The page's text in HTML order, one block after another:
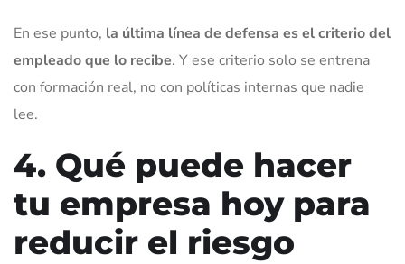
En ese punto, la última línea de defensa es el criterio del
empleado que lo recibe. Y ese criterio solo se entrena
con formación real, no con políticas internas que nadie
lee.
4. Qué puede hacer
tu empresa hoy para
reducir el riesgo